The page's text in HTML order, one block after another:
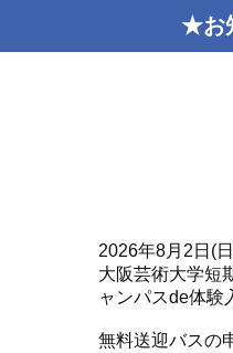
★お
2026年8月2日(
大阪芸術大学短
ャンパスde体験
無料送迎バスの